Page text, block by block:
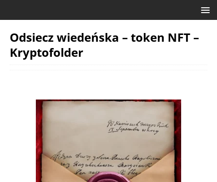
Odsiecz wiedeńska – token NFT –
Kryptofolder